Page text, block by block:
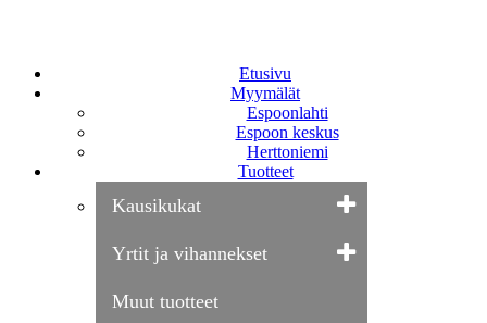
Etusivu
Myymälät
Espoonlahti
Espoon keskus
Herttoniemi
Tuotteet
Kausikukat
Yrtit ja vihannekset
Muut tuotteet